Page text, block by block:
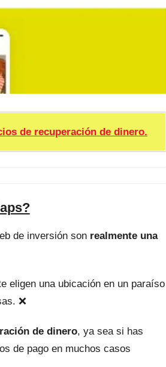
de recuperación de dinero.
de inversión son realmente una
eligen una ubicación en un paraíso
❌
de dinero, ya sea si has
de pago en muchos casos